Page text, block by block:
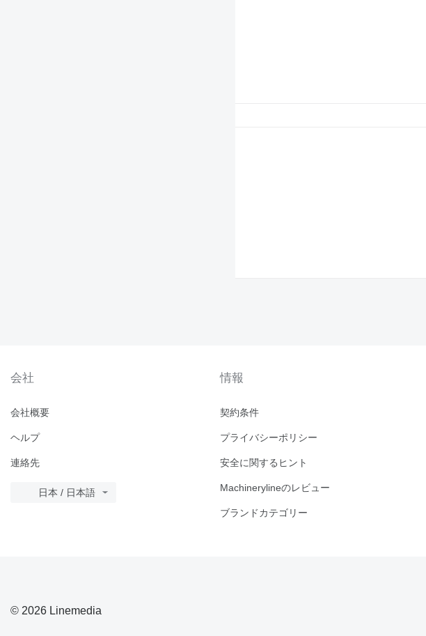
会社
会社概要
ヘルプ
連絡先
日本 / 日本語
情報
契約条件
プライバシーポリシー
安全に関するヒント
Machinerylineのレビュー
ブランドカテゴリー
© 2026 Linemedia